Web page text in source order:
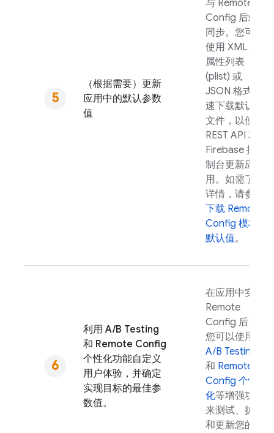
（根据需要）更新
应用中的默认参数
值
与 Remote
Config 后端
同步。您可以
使用 XML、
属性列表
(plist) 或
JSON 格式快
速下载默认值
文件，以使用
REST API 和
Firebase 控
制台更新应
用。如需了解
详情，请参阅
下载 Remote
Config 模板
默认值。
利用 A/B Testing
和 Remote Config
个性化功能自定义
用户体验，并确定
实现目标的最佳参
数值。
在应用中实现
Remote
Config 后，
您可以使用
A/B Testing
和 Remote
Config 个性
化等增强功能
来测试、扩展
和更新您的应